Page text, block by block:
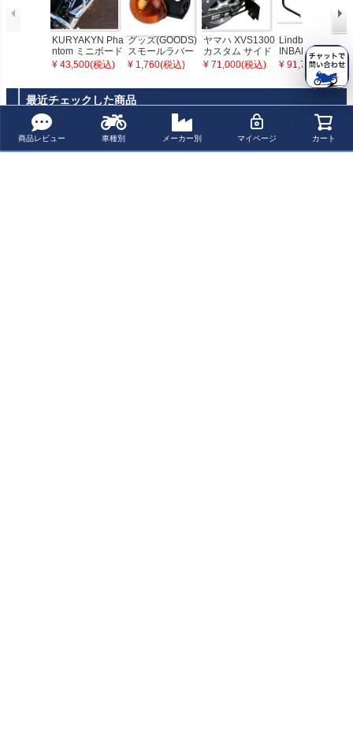
商品レビュー 車種別 メーカー別 マイページ カート
KURYAKYN Pha
ntom ミニボード
クローム
¥ 43,500(税込)
グッズ(GOODS)
スモールラバー
ウインカー
¥ 1,760(税込)
ヤマハ XVS1300
カスタム サイド
ナンバー ナンバ
ープレートホル
¥ 71,000(税込)
Lindby Custom L
INBAR フロント
ハイウェイバー
XVS1300 ストラ
イカー フラット
¥ 91,740(税込)
最近チェックした商品